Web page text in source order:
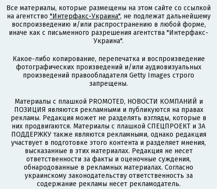
Все материалы, которые размещены на этом сайте со ссылкой
на агентство "Интерфакс-Украина", не подлежат дальнейшему
воспроизведению и/или распространению в любой форме,
иначе как с письменного разрешения агентства "Интерфакс-
Украина".
Какое-либо копирование, перепечатка и воспроизведение
фотографических произведений и/или аудиовизуальных
произведений правообладателя Getty Images строго
запрещены.
Материалы с плашкой PROMOTED, НОВОСТИ КОМПАНИЙ и
ПОЗИЦИЯ являются рекламными и публикуются на правах
рекламы. Редакция может не разделять взгляды, которые в
них продвигаются. Материалы с плашкой СПЕЦПРОЕКТ и ЗА
ПОДДЕРЖКУ также являются рекламными, однако редакция
участвует в подготовке этого контента и разделяет мнения,
высказанные в этих материалах. Редакция не несет
ответственности за факты и оценочные суждения,
обнародованные в рекламных материалах. Согласно
украинскому законодательству ответственность за
содержание рекламы несет рекламодатель.